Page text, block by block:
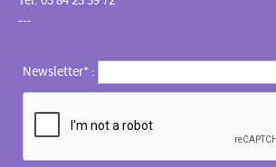
---
Newsletter* :